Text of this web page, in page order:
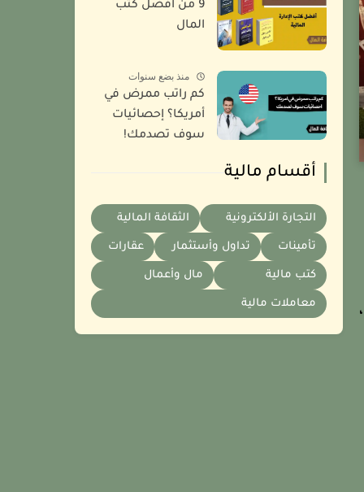
9 من أفضل كتب
المال
منذ بضع سنوات
كم راتب ممرض في
أمريكا؟ إحصائيات
سوف تصدمك!
أقسام مالية
التجارة الألكترونية الثقافة المالية
تأمينات تداول وأستثمار عقارات
كتب مالية مال وأعمال
معاملات مالية